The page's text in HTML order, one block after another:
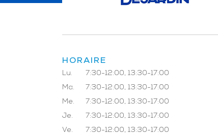
HORAIRE
Lu.
7:30-12:00, 13:30-17:00
Ma.
7:30-12:00, 13:30-17:00
Me.
7:30-12:00, 13:30-17:00
Je.
7:30-12:00, 13:30-17:00
Ve.
7:30-12:00, 13:30-17:00